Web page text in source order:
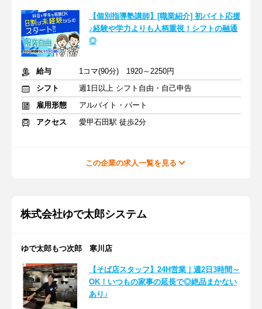
【個別指導塾講師】[職業紹介] 初バイト応援
♪経験や学力よりも人柄重視！シフトの融通
◎
給与
1コマ(90分) 1920～2250円
シフト
週1日以上 シフト自由・自己申告
雇用形態
アルバイト・パート
アクセス
愛甲石田駅 徒歩2分
この企業の求人一覧を見る
株式会社ゆで太郎システム
ゆで太郎もつ次郎 寒川店
【そば店スタッフ】24H営業｜週2日3時間～
OK！いつもの家事の延長で◎絶品まかない
あり♪